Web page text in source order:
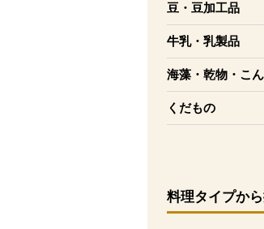
豆・豆加工品
を開く
牛乳・乳製品
を開く
海藻・乾物・こ
を開く
くだもの
を開く
料理タイプか